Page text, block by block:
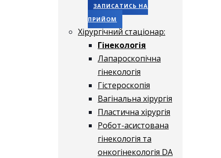
ЗАПИСАТИСЬ НА
ПРИЙОМ
Хірургічний стаціонар:
Гінекологія
Лапароскопічна
гінекологія
Гістероскопія
Вагінальна хірургія
Пластична хірургія
Робот-асистована
гінекологія та
онкогінекологія DA